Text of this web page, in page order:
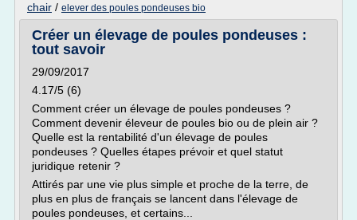
chair / elever des poules pondeuses bio
Créer un élevage de poules pondeuses :
tout savoir
29/09/2017
4.17/5 (6)
Comment créer un élevage de poules pondeuses ?
Comment devenir éleveur de poules bio ou de plein air ?
Quelle est la rentabilité d'un élevage de poules
pondeuses ? Quelles étapes prévoir et quel statut
juridique retenir ?
Attirés par une vie plus simple et proche de la terre, de
plus en plus de français se lancent dans l'élevage de
poules pondeuses, et certains...